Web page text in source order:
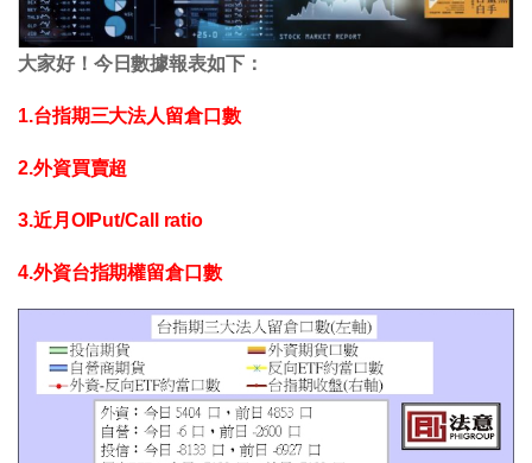
大家好！今日數據報表如下：
1.台指期三大法人留倉口數
2.外資買賣超
3.近月OIPut/Call ratio
4.外資台指期權留倉口數